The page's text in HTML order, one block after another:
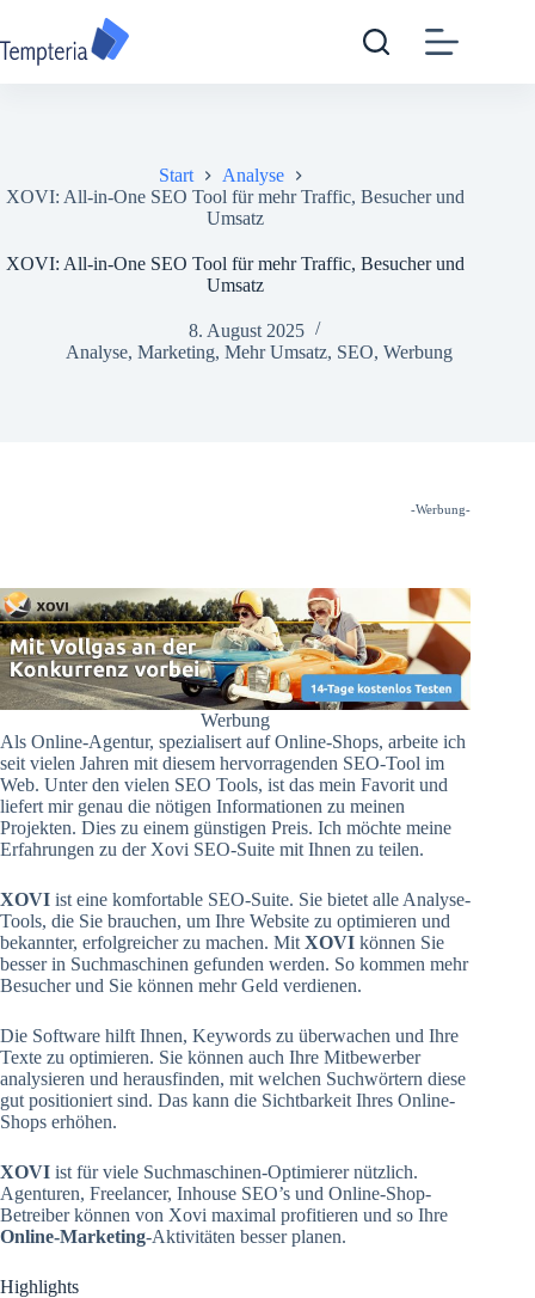
springen
Start
Analyse
XOVI: All-in-One SEO Tool für mehr Traffic, Besucher und
Umsatz
XOVI: All-in-One SEO Tool für mehr Traffic, Besucher und
Umsatz
8. August 2025
Analyse,Marketing,Mehr Umsatz, SEO,Werbung
-Werbung-
Werbung
Als Online-Agentur, spezialisert auf Online-Shops, arbeite ich
seit vielen Jahren mit diesem hervorragenden SEO-Tool im
Web. Unter den vielen SEO Tools, ist das mein Favorit und
liefert mir genau die nötigen Informationen zu meinen
Projekten. Dies zu einem günstigen Preis. Ich möchte meine
Erfahrungen zu der Xovi SEO-Suite mit Ihnen zu teilen.
XOVI ist eine komfortable SEO-Suite. Sie bietet alle Analyse-
Tools, die Sie brauchen, um Ihre Website zu optimieren und
bekannter, erfolgreicher zu machen. Mit XOVI können Sie
besser in Suchmaschinen gefunden werden. So kommen mehr
Besucher und Sie können mehr Geld verdienen.
Die Software hilft Ihnen, Keywords zu überwachen und Ihre
Texte zu optimieren. Sie können auch Ihre Mitbewerber
analysieren und herausfinden, mit welchen Suchwörtern diese
gut positioniert sind. Das kann die Sichtbarkeit Ihres Online-
Shops erhöhen.
XOVI ist für viele Suchmaschinen-Optimierer nützlich.
Agenturen, Freelancer, Inhouse SEO’s und Online-Shop-
Betreiber können von Xovi maximal profitieren und so Ihre
Online-Marketing-Aktivitäten besser planen.
Highlights